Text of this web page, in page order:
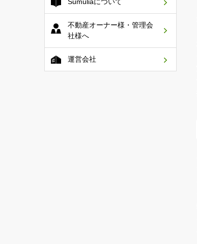
不動産オーナー様・管理会
社様へ
運営会社